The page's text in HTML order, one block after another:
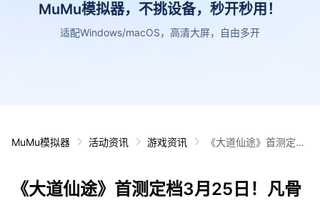
MuMu模拟器，不挑设备，秒开秒用！
适配Windows/macOS，高清大屏，自由多开
MuMu模拟器 活动资讯 游戏资讯
《大道仙途》首测定档
《大道仙途》首测定档3月25日！凡骨